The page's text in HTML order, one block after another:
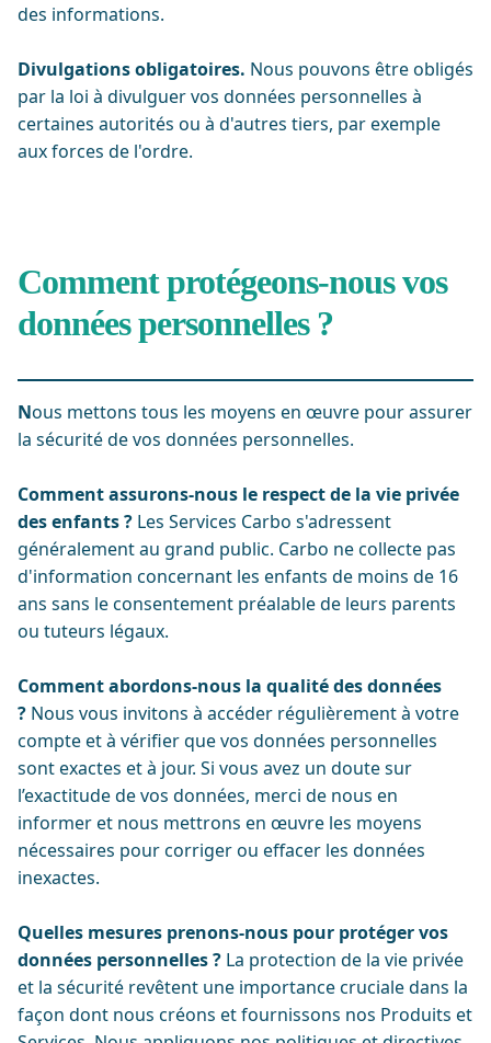
des informations.
Divulgations obligatoires. Nous pouvons être obligés
par la loi à divulguer vos données personnelles à
certaines autorités ou à d'autres tiers, par exemple
aux forces de l'ordre.
Comment protégeons-nous vos
données personnelles ?
Nous mettons tous les moyens en œuvre pour assurer
la sécurité de vos données personnelles.
Comment assurons-nous le respect de la vie privée
des enfants ? Les Services Carbo s'adressent
généralement au grand public. Carbo ne collecte pas
d'information concernant les enfants de moins de 16
ans sans le consentement préalable de leurs parents
ou tuteurs légaux.
Comment abordons-nous la qualité des données
? Nous vous invitons à accéder régulièrement à votre
compte et à vérifier que vos données personnelles
sont exactes et à jour. Si vous avez un doute sur
l’exactitude de vos données, merci de nous en
informer et nous mettrons en œuvre les moyens
nécessaires pour corriger ou effacer les données
inexactes.
Quelles mesures prenons-nous pour protéger vos
données personnelles ? La protection de la vie privée
et la sécurité revêtent une importance cruciale dans la
façon dont nous créons et fournissons nos Produits et